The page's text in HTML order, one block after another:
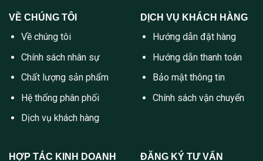
VỀ CHÚNG TÔI
Về chúng tôi
Chính sách nhân sự
Chất lượng sản phẩm
Hệ thống phân phối
Dịch vụ khách hàng
DỊCH VỤ KHÁCH HÀNG
Hướng dẫn đặt hàng
Hướng dẫn thanh toán
Bảo mật thông tin
Chính sách vận chuyển
HỢP TÁC KINH DOANH ĐĂNG KÝ TƯ VẤN